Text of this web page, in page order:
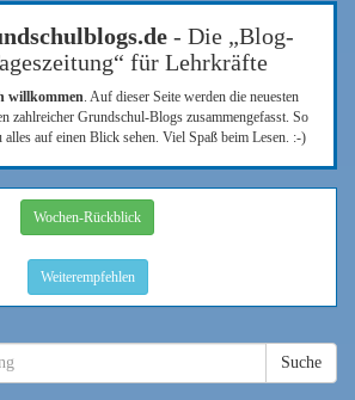
- Die „Blog-
für Lehrkräfte
willkommen. Auf dieser Seite werden die neuesten
zahlreicher Grundschul-Blogs zusammengefasst. So
alles auf einen Blick sehen. Viel Spaß beim Lesen. :-)
Wochen-Rückblick
Weiterempfehlen
Suche